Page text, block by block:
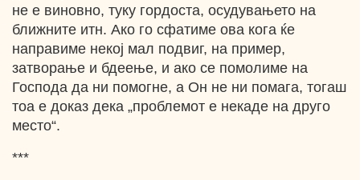
не е виновно, туку гордоста, осудувањето на
ближните итн. Ако го сфатиме ова кога ќе
направиме некој мал подвиг, на пример,
затворање и бдеење, и ако се помолиме на
Господа да ни помогне, а Он не ни помага, тогаш
тоа е доказ дека „проблемот е некаде на друго
место“.
***